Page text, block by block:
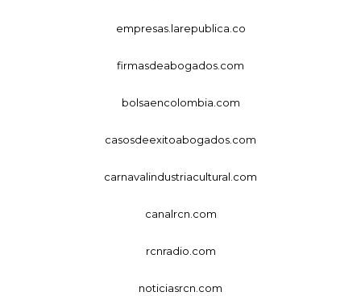
empresas.larepublica.co
firmasdeabogados.com
bolsaencolombia.com
casosdeexitoabogados.com
carnavalindustriacultural.com
canalrcn.com
rcnradio.com
noticiasrcn.com